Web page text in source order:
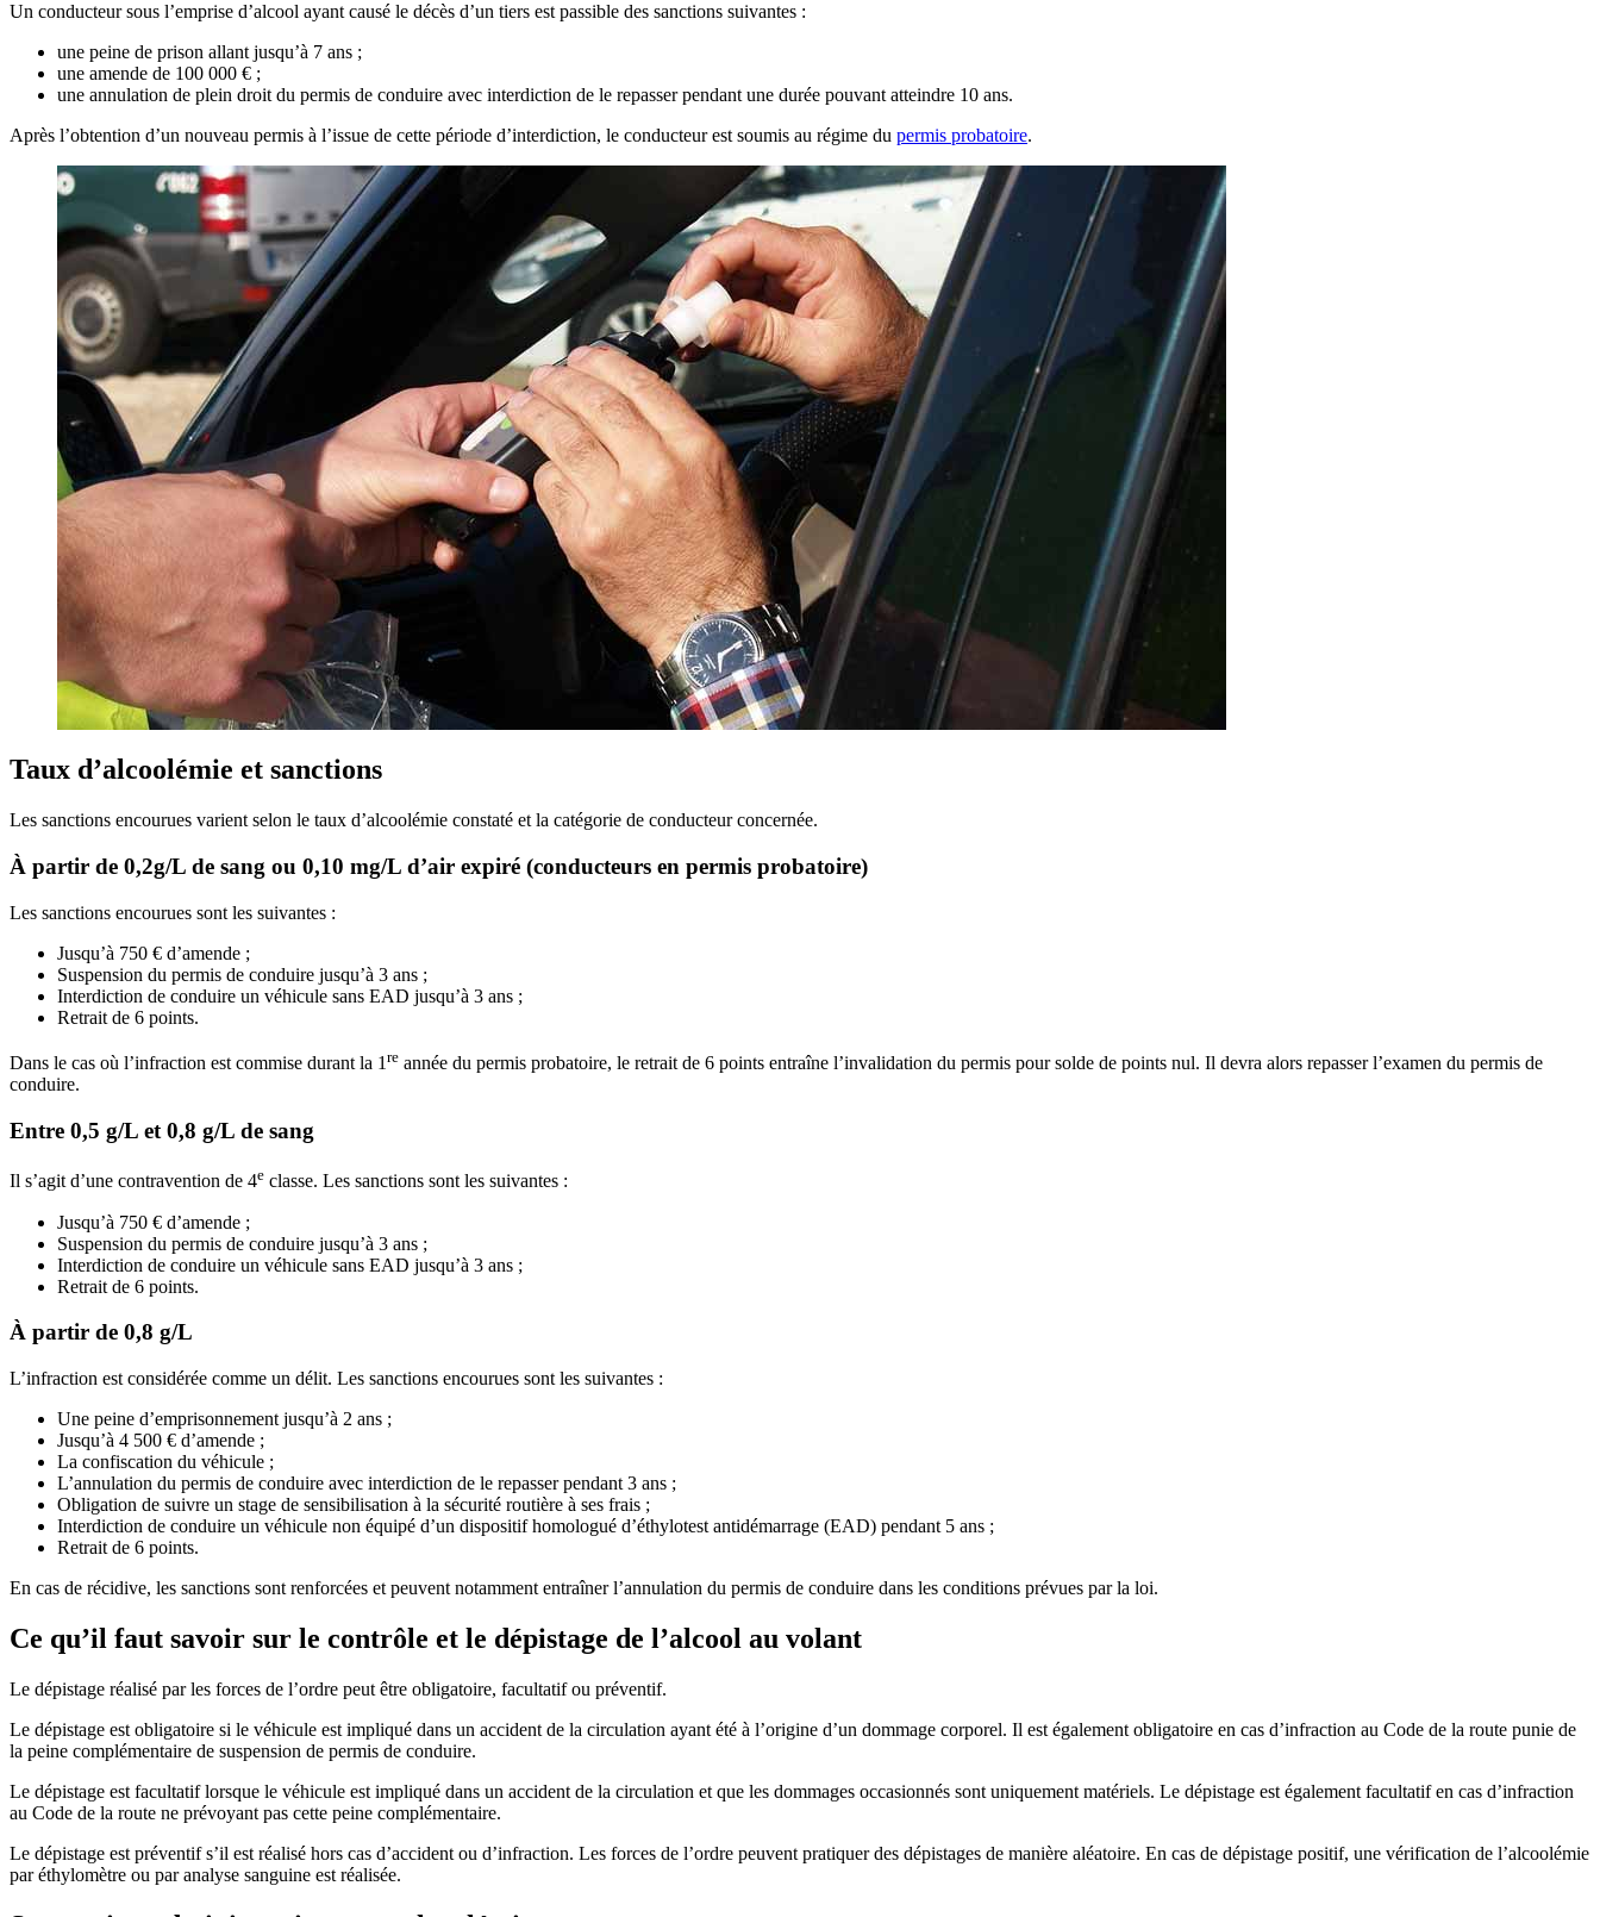
Un conducteur sous l’emprise d’alcool ayant causé le décès d’un tiers est passible des sanctions suivantes :
une peine de prison allant jusqu’à 7 ans ;
une amende de 100 000 € ;
une annulation de plein droit du permis de conduire avec interdiction de le repasser pendant une durée pouvant atteindre 10 ans.
Après l’obtention d’un nouveau permis à l’issue de cette période d’interdiction, le conducteur est soumis au régime du permis probatoire.
Taux d’alcoolémie et sanctions
Les sanctions encourues varient selon le taux d’alcoolémie constaté et la catégorie de conducteur concernée.
À partir de 0,2g/L de sang ou 0,10 mg/L d’air expiré (conducteurs en permis probatoire)
Les sanctions encourues sont les suivantes :
Jusqu’à 750 € d’amende ;
Suspension du permis de conduire jusqu’à 3 ans ;
Interdiction de conduire un véhicule sans EAD jusqu’à 3 ans ;
Retrait de 6 points.
Dans le cas où l’infraction est commise durant la 1 re année du permis probatoire, le retrait de 6 points entraîne l’invalidation du permis pour solde de points nul. Il devra alors repasser l’examen du permis de
conduire.
Entre 0,5 g/L et 0,8 g/L de sang
Il s’agit d’une contravention de 4e classe. Les sanctions sont les suivantes :
Jusqu’à 750 € d’amende ;
Suspension du permis de conduire jusqu’à 3 ans ;
Interdiction de conduire un véhicule sans EAD jusqu’à 3 ans ;
Retrait de 6 points.
À partir de 0,8 g/L
L’infraction est considérée comme un délit. Les sanctions encourues sont les suivantes :
Une peine d’emprisonnement jusqu’à 2 ans ;
Jusqu’à 4 500 € d’amende ;
La confiscation du véhicule ;
L’annulation du permis de conduire avec interdiction de le repasser pendant 3 ans ;
Obligation de suivre un stage de sensibilisation à la sécurité routière à ses frais ;
Interdiction de conduire un véhicule non équipé d’un dispositif homologué d’éthylotest antidémarrage (EAD) pendant 5 ans ;
Retrait de 6 points.
En cas de récidive, les sanctions sont renforcées et peuvent notamment entraîner l’annulation du permis de conduire dans les conditions prévues par la loi.
Ce qu’il faut savoir sur le contrôle et le dépistage de l’alcool au volant
Le dépistage réalisé par les forces de l’ordre peut être obligatoire, facultatif ou préventif.
Le dépistage est obligatoire si le véhicule est impliqué dans un accident de la circulation ayant été à l’origine d’un dommage corporel. Il est également obligatoire en cas d’infraction au Code de la route punie de
la peine complémentaire de suspension de permis de conduire.
Le dépistage est facultatif lorsque le véhicule est impliqué dans un accident de la circulation et que les dommages occasionnés sont uniquement matériels. Le dépistage est également facultatif en cas d’infraction
au Code de la route ne prévoyant pas cette peine complémentaire.
Le dépistage est préventif s’il est réalisé hors cas d’accident ou d’infraction. Les forces de l’ordre peuvent pratiquer des dépistages de manière aléatoire. En cas de dépistage positif, une vérification de l’alcoolémie
par éthylomètre ou par analyse sanguine est réalisée.